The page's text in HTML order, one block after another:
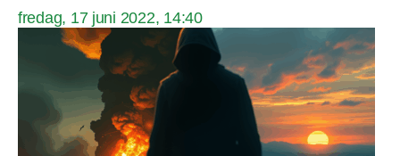
fredag, 17 juni 2022, 14:40